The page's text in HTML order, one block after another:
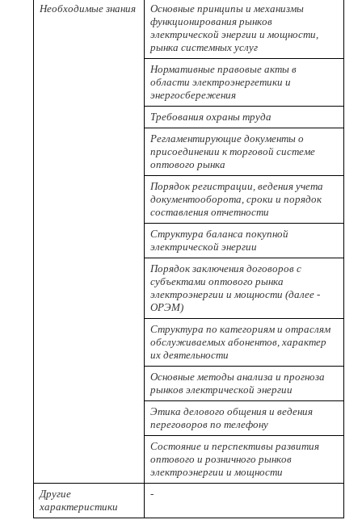
Необходимые знания
Основные принципы и механизмы
функционирования рынков
электрической энергии и мощности,
рынка системных услуг
Нормативные правовые акты в
области электроэнергетики и
энергосбережения
Требования охраны труда
Регламентирующие документы о
присоединении к торговой системе
оптового рынка
Порядок регистрации, ведения учета
документооборота, сроки и порядок
составления отчетности
Структура баланса покупной
электрической энергии
Порядок заключения договоров с
субъектами оптового рынка
электроэнергии и мощности (далее -
ОРЭМ)
Структура по категориям и отраслям
обслуживаемых абонентов, характер
их деятельности
Основные методы анализа и прогноза
рынков электрической энергии
Этика делового общения и ведения
переговоров по телефону
Состояние и перспективы развития
оптового и розничного рынков
электроэнергии и мощности
Другие
характеристики
-